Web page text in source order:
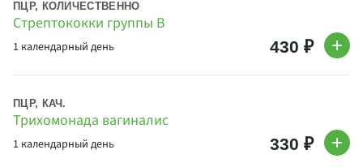
Стрептококки группы В
ПЦР, КОЛИЧЕСТВЕННО
1 календарный день 430 ₽
Трихомонада вагиналис
ПЦР, КАЧ.
1 календарный день 330 ₽